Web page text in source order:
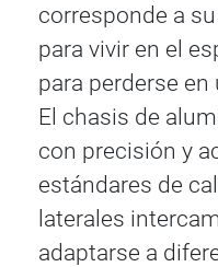
corresponde a
para vivir en el
para perderse en
El chasis de
con precisión y
estándares de
laterales
adaptarse a